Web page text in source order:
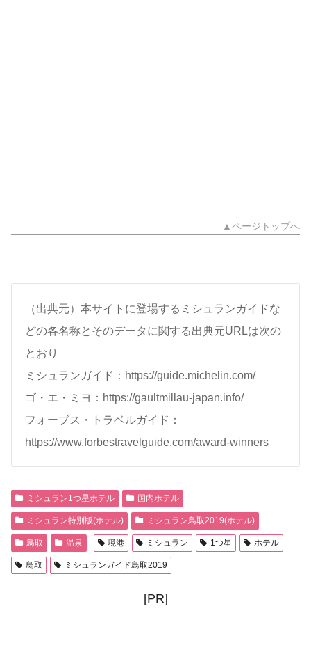
▲ページトップへ
（出典元）本サイトに登場するミシュランガイドな
どの各名称とそのデータに関する出典元URLは次の
とおり
ミシュランガイド：https://guide.michelin.com/
ゴ・エ・ミヨ：https://gaultmillau-japan.info/
フォーブス・トラベルガイド：
https://www.forbestravelguide.com/award-winners
ミシュラン1つ星ホテル 国内ホテル
ミシュラン特別版(ホテル) ミシュラン鳥取2019(ホテル)
鳥取 温泉 境港 ミシュラン 1つ星 ホテル
鳥取 ミシュランガイド鳥取2019
[PR]